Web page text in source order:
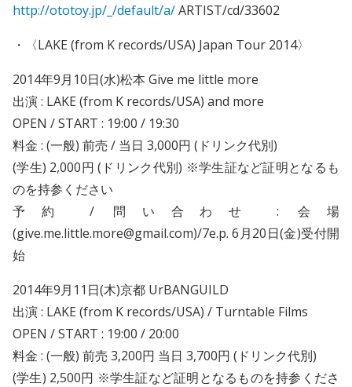
http://ototoy.jp/_/default/a/ARTIST/cd/33602
・
〈LAKE (from K records/USA) Japan Tour 2014〉
2014年9月10日(水)松本 Give me little more
出演 : LAKE (from K records/USA) and more
OPEN / START : 19:00 / 19:30
料金 : (一般) 前売 / 当日 3,000円 (ドリンク代別)
(学生) 2,000円 (ドリンク代別) ※学生証など証明となるも
のを持参ください
予約 / 問い合わせ : 会場
(give.me.little.more@gmail.com)/7e.p. 6月20日(金)受付開
始
2014年9月11日(木)京都 UrBANGUILD
出演 : LAKE (from K records/USA) / Turntable Films
OPEN / START : 19:00 / 20:00
料金 : (一般) 前売 3,200円 当日 3,700円 (ドリンク代別)
(学生) 2,500円 ※学生証など証明となるものを持参くださ